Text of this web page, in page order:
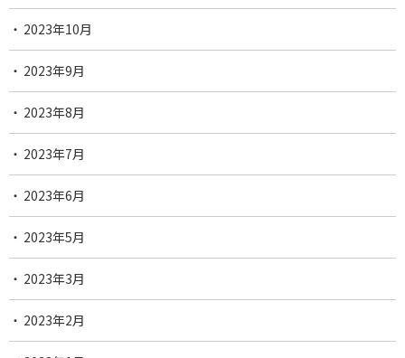
2023年10月
2023年9月
2023年8月
2023年7月
2023年6月
2023年5月
2023年3月
2023年2月